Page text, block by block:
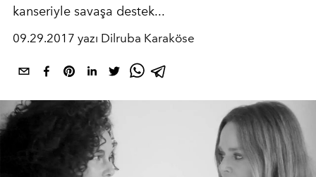
kanseriyle savaşa destek...
09.29.2017 yazı Dilruba Karaköse